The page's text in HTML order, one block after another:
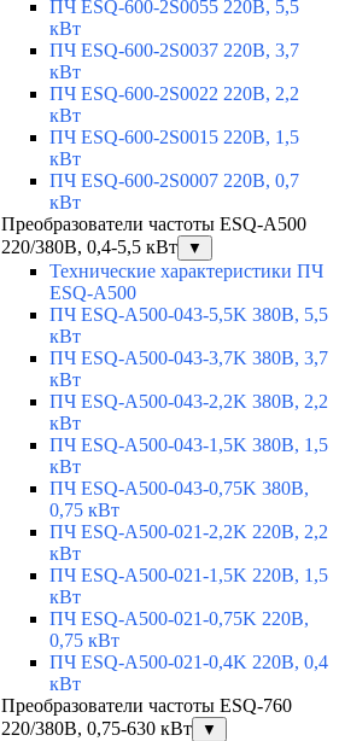
ПЧ ESQ-600-2S0055 220В, 5,5
кВт
ПЧ ESQ-600-2S0037 220В, 3,7
кВт
ПЧ ESQ-600-2S0022 220В, 2,2
кВт
ПЧ ESQ-600-2S0015 220В, 1,5
кВт
ПЧ ESQ-600-2S0007 220В, 0,7
кВт
Преобразователи частоты ESQ-A500
220/380В, 0,4-5,5 кВт
▼
Технические характеристики ПЧ
ESQ-A500
ПЧ ESQ-A500-043-5,5K 380В, 5,5
кВт
ПЧ ESQ-A500-043-3,7K 380В, 3,7
кВт
ПЧ ESQ-A500-043-2,2K 380В, 2,2
кВт
ПЧ ESQ-A500-043-1,5K 380В, 1,5
кВт
ПЧ ESQ-A500-043-0,75K 380В,
0,75 кВт
ПЧ ESQ-A500-021-2,2K 220В, 2,2
кВт
ПЧ ESQ-A500-021-1,5K 220В, 1,5
кВт
ПЧ ESQ-A500-021-0,75K 220В,
0,75 кВт
ПЧ ESQ-A500-021-0,4K 220В, 0,4
кВт
Преобразователи частоты ESQ-760
220/380В, 0,75-630 кВт
▼